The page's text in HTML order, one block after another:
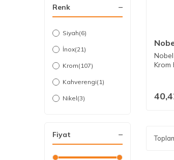
Renk
Siyah(6)
İnox(21)
Krom(107)
Kahverengi(1)
Nikel(3)
Fiyat
Krom